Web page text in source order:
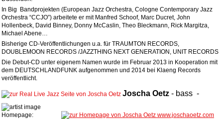
In Big Bandprojekten (European Jazz Orchestra, Cologne Contemporary Jazz
Orchestra “CCJO”) arbeitete er mit Manfred Schoof, Marc Ducret, John
Hollenbeck, David Binney, Donny McCaslin, Theo Bleckmann, Rick Margitza,
Michael Abene…
Bisherige CD-Veröffentlichungen u.a. für TRAUMTON RECORDS,
DOUBLEMOON RECORDS /JAZZTHING NEXT GENERATION, UNIT RECORDS
Die Debut-CD unter eigenem Namen wurde im Februar 2013 in Kooperation mit
dem DEUTSCHLANDFUNK aufgenommen und 2014 bei Klaeng Records
veröffentlicht.
Joscha Oetz - bass -
Homepage:
www.joschaoetz.com